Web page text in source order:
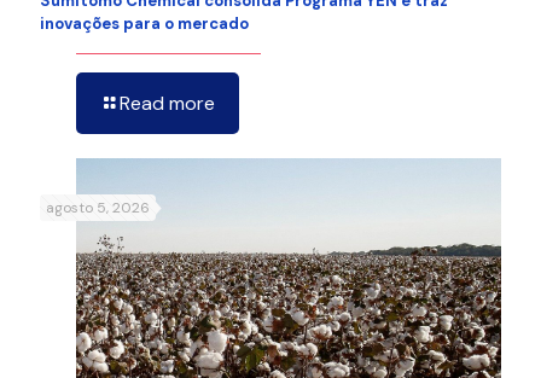
inovações para o mercado
Read more
agosto 5, 2026